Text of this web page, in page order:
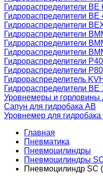
Гидрораспределители ВЕ
Гидрораспределители ВЕ
Гидрораспределители
Гидрораспределители
Гидрораспределители
Гидрораспределители
Гидрораспределители Р40
Гидрораспределители Р80
Гидрораспределитель KVH
Гидрораспределители ВЕ
Уровнемеры и горловины
Сапун для гидробака АВ
Уровнемер для гидробака
Главная
Пневматика
Пневмоцилиндры
Пневмоцилиндры
Пневмоцилиндр SC